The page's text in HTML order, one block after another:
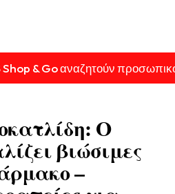
Shop & Go αναζητούν
Ο
βιώσιμες
–